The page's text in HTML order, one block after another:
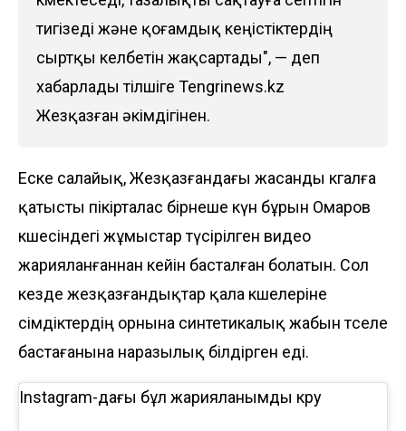
тигізеді және қоғамдық кеңістіктердің
сыртқы келбетін жақсартады", — деп
хабарлады тілшіге Tengrinews.kz
Жезқазған әкімдігінен.
Еске салайық, Жезқазғандағы жасанды көгалға
қатысты пікірталас бірнеше күн бұрын Омаров
көшесіндегі жұмыстар түсірілген видео
жарияланғаннан кейін басталған болатын. Сол
кезде жезқазғандықтар қала көшелеріне
өсімдіктердің орнына синтетикалық жабын төселе
бастағанына наразылық білдірген еді.
Instagram-дағы бұл жарияланымды көру